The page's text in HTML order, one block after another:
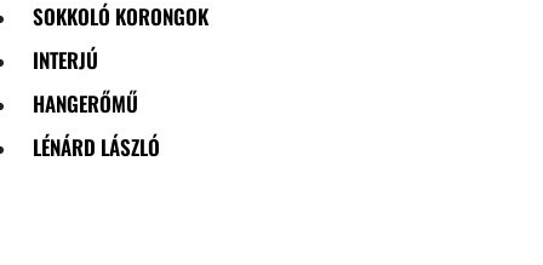
SOKKOLÓ KORONGOK
INTERJÚ
HANGERŐMŰ
LÉNÁRD LÁSZLÓ